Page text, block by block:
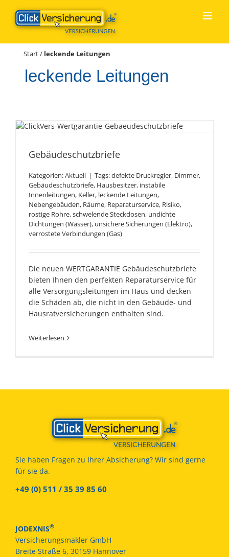
Inhalt
springen
Start/ leckende Leitungen
leckende Leitungen
Gebäude­schutz­briefe
Kategorien:Aktuell | Tags:defekte Druckregler, Dimmer,
Gebäudeschutzbriefe, Hausbesitzer, instabile
Innenleitungen, Keller, leckende Leitungen,
Nebengebäuden, Räume, Reparaturservice, Risiko,
rostige Rohre,schwelende Steckdosen, undichte
Dichtungen (Wasser), unsichere Sicherungen (Elektro),
verrostete Verbindungen (Gas)
Die neuen WERTGARANTIE Gebäudeschutzbriefe
bieten Ihnen den perfekten Reparaturservice für
alle Versorgungsleitungen im Haus und decken
die Schäden ab, die nicht in den Gebäude- und
Hausratversicherungen enthalten sind.
Weiterlesen
Sie haben Fragen zu Ihrer Absicherung? Wir sind gerne
für sie da.
+49 (0) 511 / 35 39 85 60
JODEXNIS®
Versicherungsmakler GmbH
Breite Straße 6, 30159 Hannover